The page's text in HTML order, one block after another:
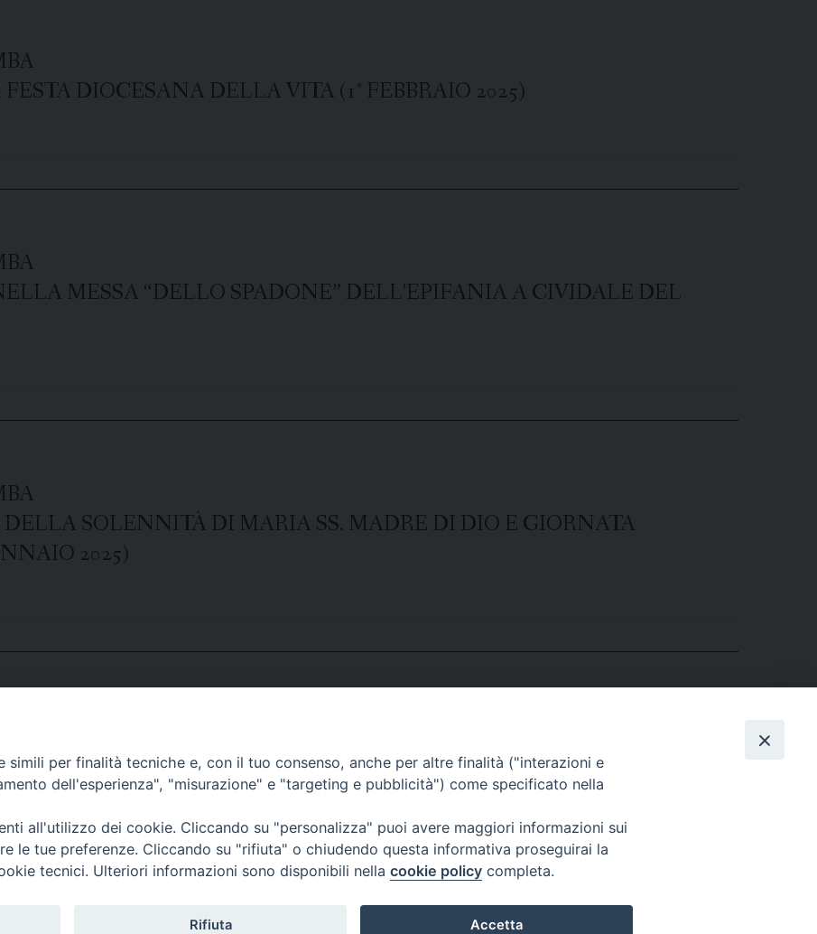
DIOCESANA DELLA VITA (1° FEBBRAIO 2025)
MESSA “DELLO SPADONE” DELL’EPIFANIA A CIVIDALE DEL
SOLENNITÀ DI MARIA SS. MADRE DI DIO E GIORNATA
2025)
DEL GIUBILEO 2025 (29 DICEMBRE 2024)
»
Udine (UD) Tel. 0432.414.511 - Fax 0432.511.838 C.F. 80013900305
simili per finalità tecniche e, con il tuo consenso, anche per altre finalità ("interazioni e
dell'esperienza", "misurazione" e "targeting e pubblicità") come specificato nella
all'utilizzo dei cookie. Cliccando su "personalizza" puoi avere maggiori informazioni sui
le tue preferenze. Cliccando su "rifiuta" o chiudendo questa informativa proseguirai la
tecnici. Ulteriori informazioni sono disponibili nella cookie policy completa.
Rifiuta Accetta